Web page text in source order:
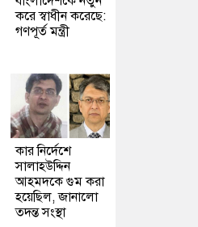
করে স্বাধীন করেছে:
গণপূর্ত মন্ত্রী
কার নির্দেশে
সালাহউদ্দিন
আহমদকে গুম করা
হয়েছিল, জানালো
তদন্ত সংস্থা